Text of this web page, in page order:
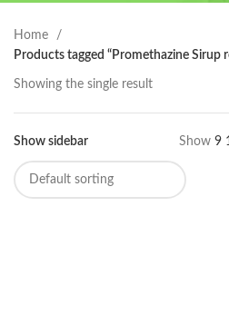
Home
Products tagged “Promethazine Sirup
Showing the single result
Show sidebar Show 9